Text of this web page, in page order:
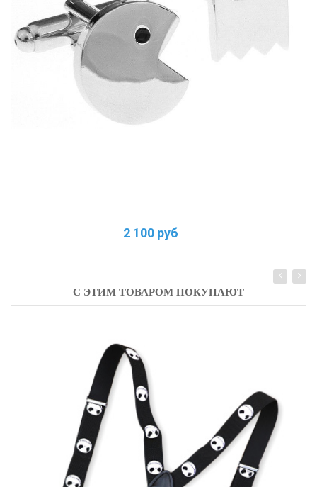
2 100 руб
С ЭТИМ ТОВАРОМ ПОКУПАЮТ